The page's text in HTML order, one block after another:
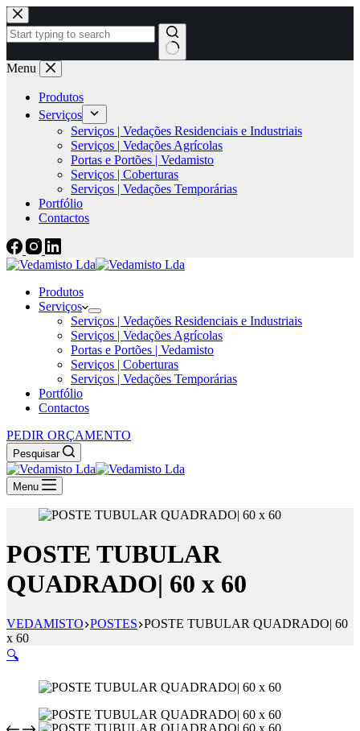
Menu
Produtos
Serviços
Serviços | Vedações Residenciais e Industriais
Serviços | Vedações Agrícolas
Portas e Portões | Vedamisto
Serviços | Coberturas
Serviços | Vedações Temporárias
Portfólio
Contactos
Produtos
Serviços
Serviços | Vedações Residenciais e Industriais
Serviços | Vedações Agrícolas
Portas e Portões | Vedamisto
Serviços | Coberturas
Serviços | Vedações Temporárias
Portfólio
Contactos
PEDIR ORÇAMENTO
Pesquisar
Menu
POSTE TUBULAR
QUADRADO| 60 x 60
VEDAMISTO POSTES POSTE TUBULAR QUADRADO| 60
x 60
🔍